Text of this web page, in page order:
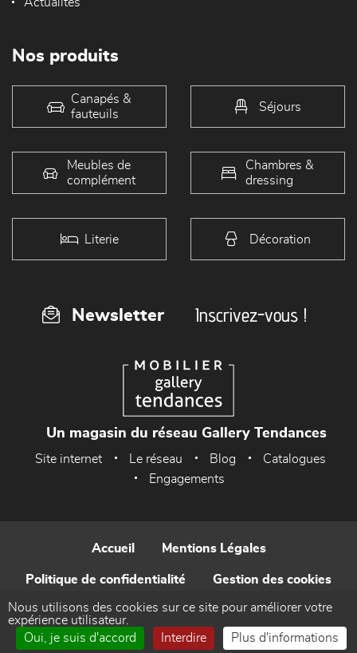
Actualités
Nos produits
Canapés &
fauteuils
Séjours
Meubles de
complément
Chambres &
dressing
Literie Décoration
Newsletter Inscrivez-vous !
Un magasin du réseau Gallery Tendances
Site internet Le réseau Blog
Catalogues
Engagements
Accueil Mentions Légales
Politique de confidentialité Gestion des cookies
Contact
Nous utilisons des cookies sur ce site pour améliorer votre
expérience utilisateur.
Oui, je suis d'accord
Interdire Plus d'informations